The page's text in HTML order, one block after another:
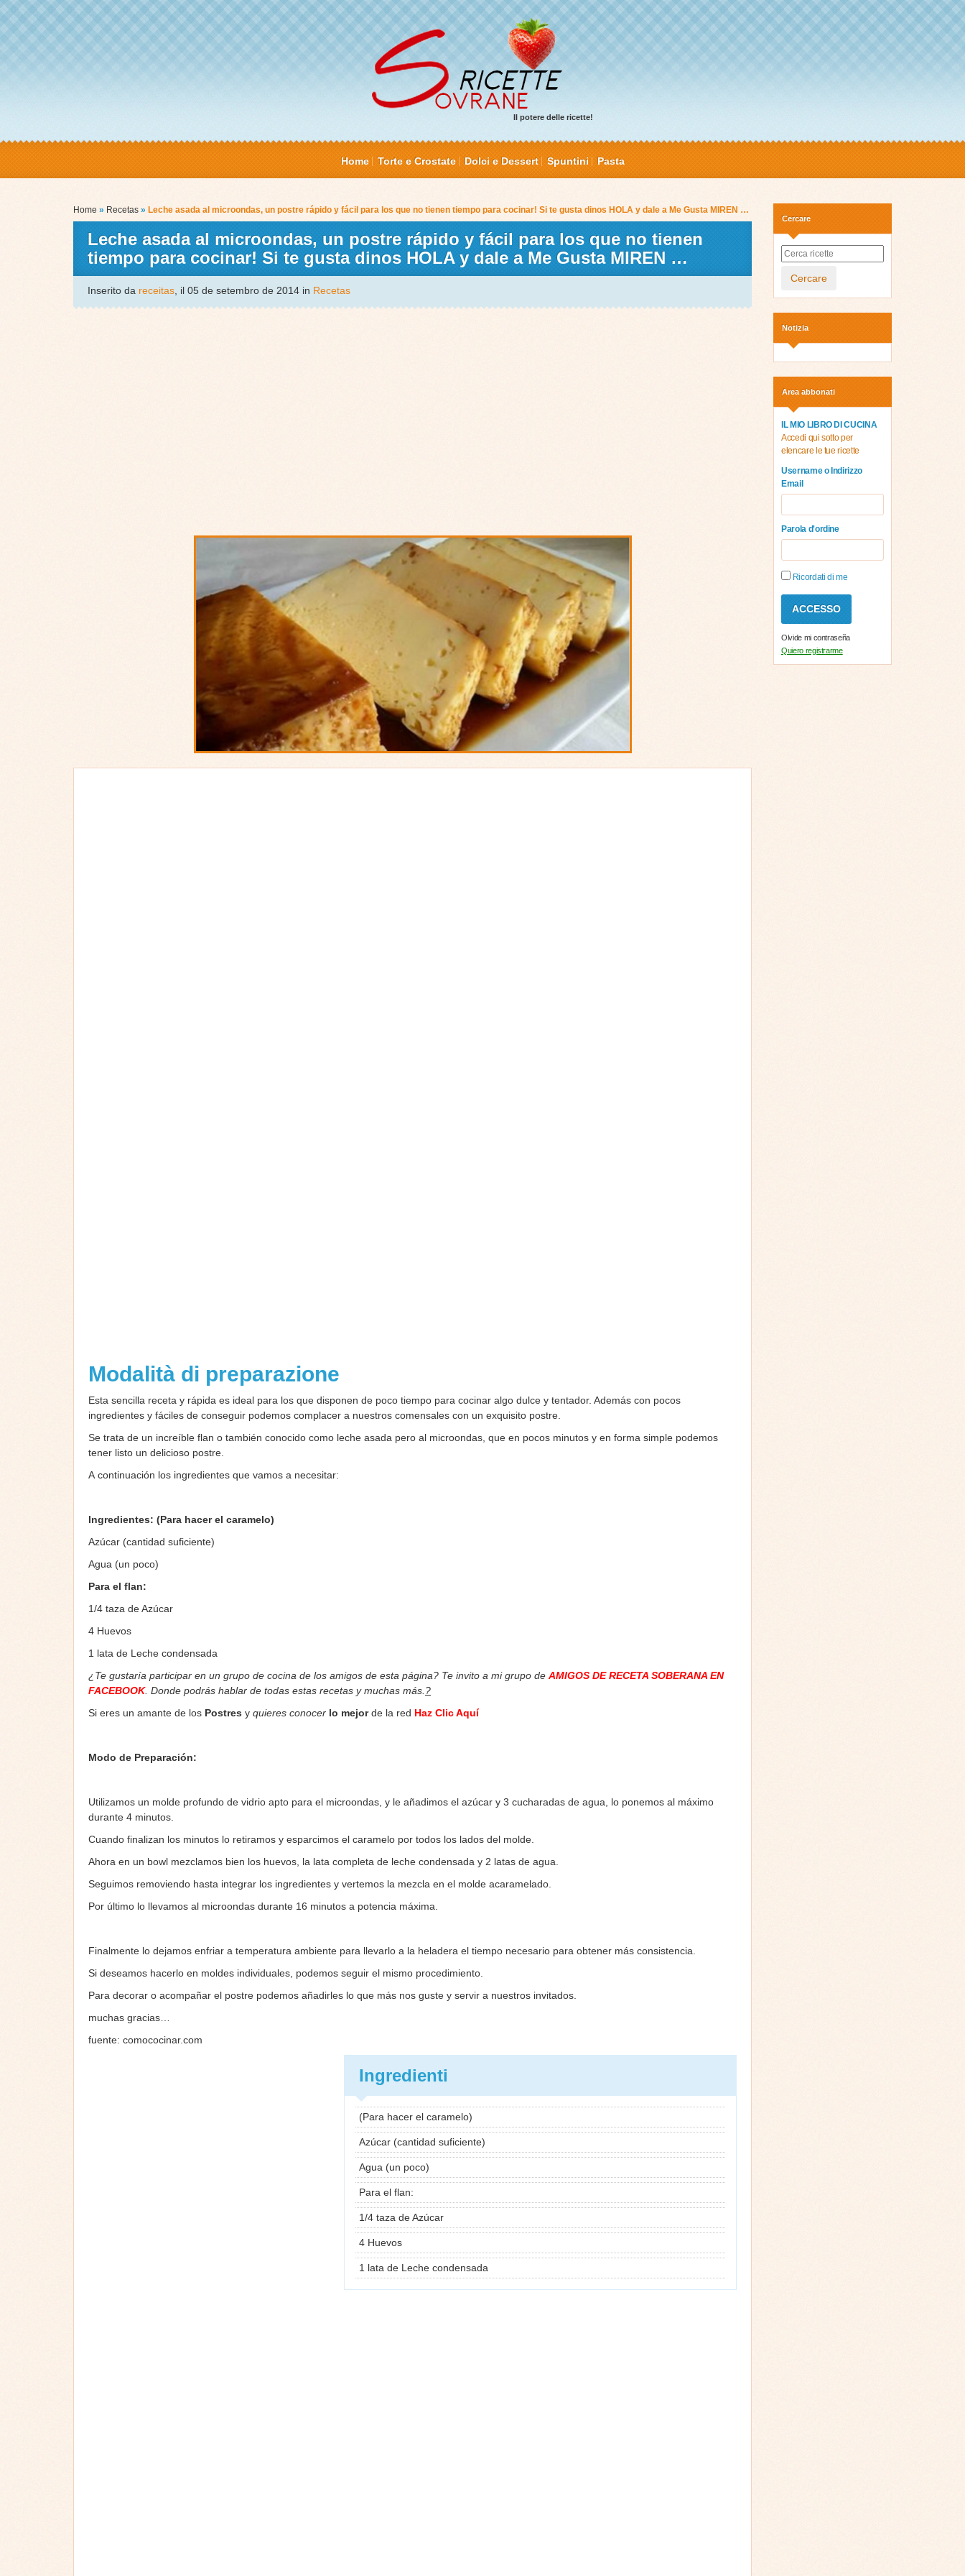
Il potere delle ricette!
Home Torte e Crostate Dolci e Dessert Spuntini Pasta
Home » Recetas » Leche asada al microondas, un postre rápido y fácil para los que no tienen tiempo para cocinar! Si te gusta dinos HOLA y dale a Me Gusta MIREN …
Leche asada al microondas, un postre rápido y fácil para los que no tienen
tiempo para cocinar! Si te gusta dinos HOLA y dale a Me Gusta MIREN …
Inserito da receitas , il 05 de setembro de 2014 in Recetas
Modalità di preparazione
Esta sencilla receta y rápida es ideal para los que disponen de poco tiempo para cocinar algo dulce y tentador. Además con pocos
ingredientes y fáciles de conseguir podemos complacer a nuestros comensales con un exquisito postre.
Se trata de un increíble flan o también conocido como leche asada pero al microondas, que en pocos minutos y en forma simple podemos
tener listo un delicioso postre.
A continuación los ingredientes que vamos a necesitar:
Ingredientes: (Para hacer el caramelo)
Azúcar (cantidad suficiente)
Agua (un poco)
Para el flan:
1/4 taza de Azúcar
4 Huevos
1 lata de Leche condensada
¿Te gustaría participar en un grupo de cocina de los amigos de esta página? Te invito a mi grupo de AMIGOS DE RECETA SOBERANA EN
FACEBOOK. Donde podrás hablar de todas estas recetas y muchas más. ?
Si eres un amante de los Postres y quieres conocer lo mejorde la red Haz Clic Aquí
Modo de Preparación:
Utilizamos un molde profundo de vidrio apto para el microondas, y le añadimos el azúcar y 3 cucharadas de agua, lo ponemos al máximo
durante 4 minutos.
Cuando finalizan los minutos lo retiramos y esparcimos el caramelo por todos los lados del molde.
Ahora en un bowl mezclamos bien los huevos, la lata completa de leche condensada y 2 latas de agua.
Seguimos removiendo hasta integrar los ingredientes y vertemos la mezcla en el molde acaramelado.
Por último lo llevamos al microondas durante 16 minutos a potencia máxima.
Finalmente lo dejamos enfriar a temperatura ambiente para llevarlo a la heladera el tiempo necesario para obtener más consistencia.
Si deseamos hacerlo en moldes individuales, podemos seguir el mismo procedimiento.
Para decorar o acompañar el postre podemos añadirles lo que más nos guste y servir a nuestros invitados.
muchas gracias…
fuente: comococinar.com
Ingredienti
(Para hacer el caramelo)
Azúcar (cantidad suficiente)
Agua (un poco)
Para el flan:
1/4 taza de Azúcar
4 Huevos
1 lata de Leche condensada
Cercare
Cercare
Notizia
Area abbonati
IL MIO LIBRO DI CUCINA
Accedi qui sotto per
elencare le tue ricette
Username o Indirizzo
Email
Parola d'ordine
Ricordati di me
Olvide mi contraseña
Quiero registrarme